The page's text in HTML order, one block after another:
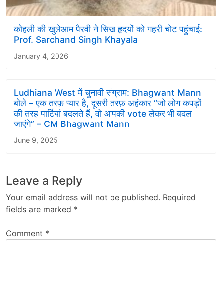
कोहली की खुलेआम पैरवी ने सिख हृदयों को गहरी चोट पहुंचाई:
Prof. Sarchand Singh Khayala
January 4, 2026
Ludhiana West में चुनावी संग्राम: Bhagwant Mann
बोले – एक तरफ़ प्यार है, दूसरी तरफ़ अहंकार “जो लोग कपड़ों
की तरह पार्टियां बदलते हैं, वो आपकी vote लेकर भी बदल
जाएंगे” – CM Bhagwant Mann
June 9, 2025
Leave a Reply
Your email address will not be published. Required
fields are marked *
Comment *